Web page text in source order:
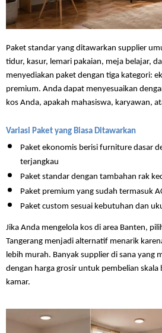
Paket standar yang ditawarkan supplier
tidur, kasur, lemari pakaian, meja belajar,
menyediakan paket dengan tiga kategori:
premium. Anda dapat menyesuaikan
kos Anda, apakah mahasiswa, karyawan,
Variasi Paket yang Biasa Ditawarkan
Paket ekonomis berisi furniture dasar
terjangkau
Paket standar dengan tambahan rak
Paket premium yang sudah termasuk
Paket custom sesuai kebutuhan dan
Jika Anda mengelola kos di area Banten,
Tangerang menjadi alternatif menarik
lebih murah. Banyak supplier di sana yang
dengan harga grosir untuk pembelian skala
kamar.